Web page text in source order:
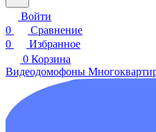
Войти
0
Сравнение
0
Избранное
0 Корзина
Видеодомофоны